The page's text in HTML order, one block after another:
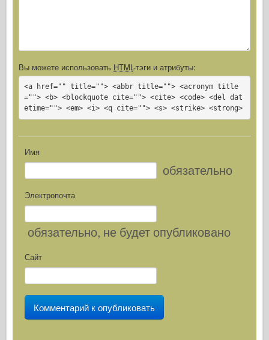
Вы можете использовать HTML-тэги и атрибуты:
<a href="" title=""> <abbr title=""> <acronym title
=""> <b> <blockquote cite=""> <cite> <code> <del dat
etime=""> <em> <i> <q cite=""> <s> <strike> <strong>
Имя
обязательно
Электропочта
обязательно, не будет опубликовано
Сайт